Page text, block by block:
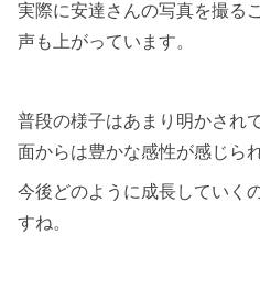
実際に安達さんの写真を撮る
声も上がっています。
普段の様子はあまり明かされ
面からは豊かな感性が感じら
今後どのように成長していく
すね。